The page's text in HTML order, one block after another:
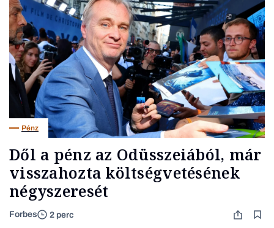
Pénz
Dől a pénz az Odüsszeiából, már
visszahozta költségvetésének
négyszeresét
Forbes 2 perc